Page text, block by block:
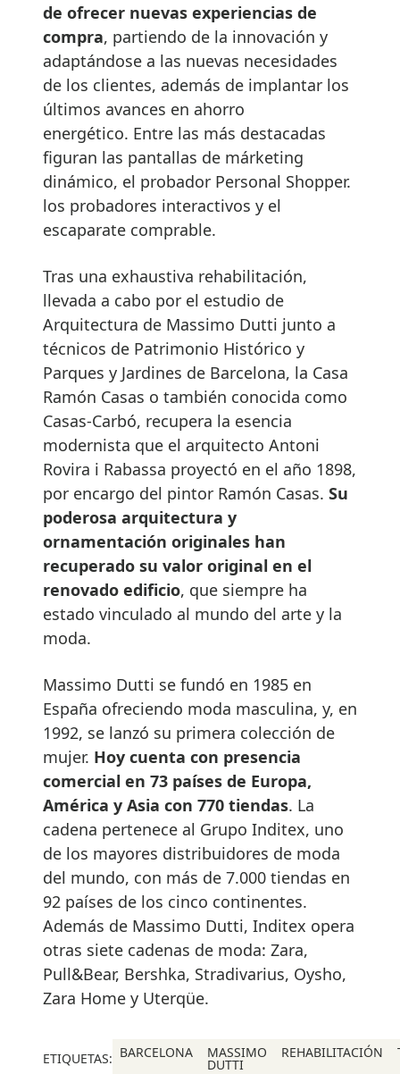
de ofrecer nuevas experiencias de
compra, partiendo de la innovación y
adaptándose a las nuevas necesidades
de los clientes, además de implantar los
últimos avances en ahorro
energético. Entre las más destacadas
figuran las pantallas de márketing
dinámico, el probador Personal Shopper.
los probadores interactivos y el
escaparate comprable.
Tras una exhaustiva rehabilitación,
llevada a cabo por el estudio de
Arquitectura de Massimo Dutti junto a
técnicos de Patrimonio Histórico y
Parques y Jardines de Barcelona, la Casa
Ramón Casas o también conocida como
Casas-Carbó, recupera la esencia
modernista que el arquitecto Antoni
Rovira i Rabassa proyectó en el año 1898,
por encargo del pintor Ramón Casas. Su
poderosa arquitectura y
ornamentación originales han
recuperado su valor original en el
renovado edificio, que siempre ha
estado vinculado al mundo del arte y la
moda.
Massimo Dutti se fundó en 1985 en
España ofreciendo moda masculina, y, en
1992, se lanzó su primera colección de
mujer. Hoy cuenta con presencia
comercial en 73 países de Europa,
América y Asia con 770 tiendas. La
cadena pertenece al Grupo Inditex, uno
de los mayores distribuidores de moda
del mundo, con más de 7.000 tiendas en
92 países de los cinco continentes.
Además de Massimo Dutti, Inditex opera
otras siete cadenas de moda: Zara,
Pull&Bear, Bershka, Stradivarius, Oysho,
Zara Home y Uterqüe.
ETIQUETAS: BARCELONA MASSIMO
DUTTI
REHABILITACIÓN